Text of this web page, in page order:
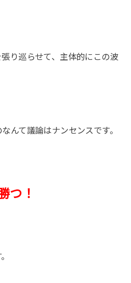
り巡らせて、主体的にこの波
んて議論はナンセンスです。
つ！